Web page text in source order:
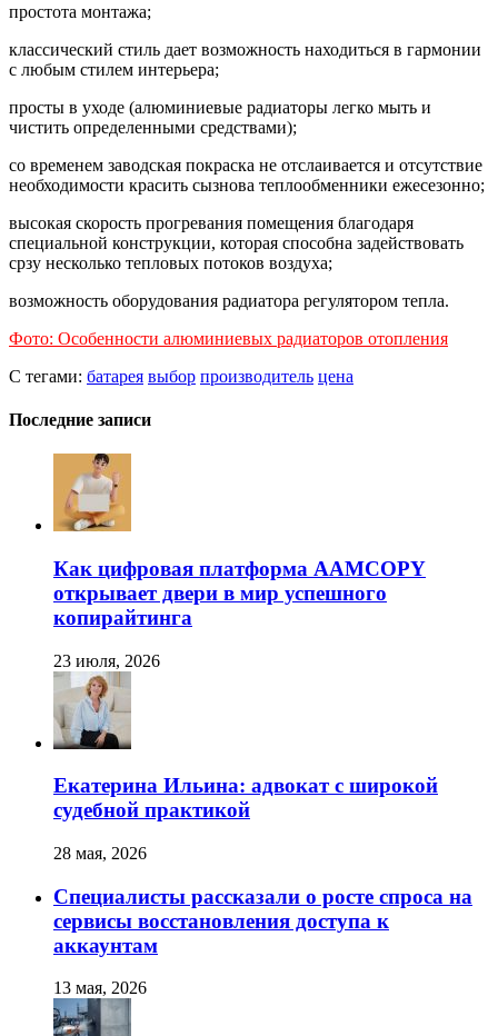
простота монтажа;
классический стиль дает возможность находиться в гармонии
с любым стилем интерьера;
просты в уходе (алюминиевые радиаторы легко мыть и
чистить определенными средствами);
со временем заводская покраска не отслаивается и отсутствие
необходимости красить сызнова теплообменники ежесезонно;
высокая скорость прогревания помещения благодаря
специальной конструкции, которая способна задействовать
срзу несколько тепловых потоков воздуха;
возможность оборудования радиатора регулятором тепла.
Фото: Особенности алюминиевых радиаторов отопления
С тегами: батарея выбор производитель цена
Последние записи
Как цифровая платформа AAMCOPY
открывает двери в мир успешного
копирайтинга
23 июля, 2026
Екатерина Ильина: адвокат с широкой
судебной практикой
28 мая, 2026
Специалисты рассказали о росте спроса на
сервисы восстановления доступа к
аккаунтам
13 мая, 2026